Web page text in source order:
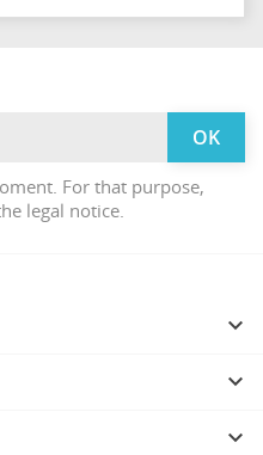
For that purpose,
legal notice.


